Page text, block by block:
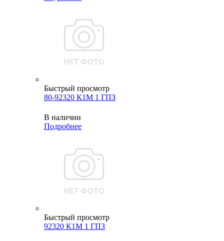
Быстрый просмотр
80-92320 К1М 1 ГПЗ
В наличии
Подробнее
Быстрый просмотр
92320 К1М 1 ГПЗ